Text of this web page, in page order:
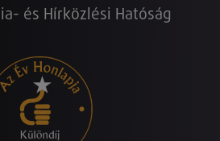
és Hírközlési Hatóság